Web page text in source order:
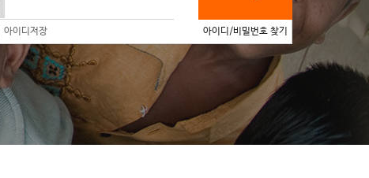
아이디저장 아이디/비밀번호 찾기